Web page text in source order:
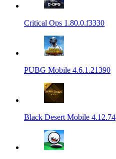
Critical Ops 1.80.0.f3330
PUBG Mobile 4.6.1.21390
Black Desert Mobile 4.12.74